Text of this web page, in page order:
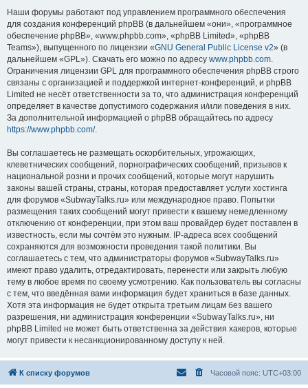
Наши форумы работают под управлением программного обеспечения
для создания конференций phpBB (в дальнейшем «они», «программное
обеспечение phpBB», «www.phpbb.com», «phpBB Limited», «phpBB
Teams»), выпущенного по лицензии «GNU General Public License v2» (в
дальнейшем «GPL»). Скачать его можно по адресу www.phpbb.com.
Ограничения лицензии GPL для программного обеспечения phpBB строго
связаны с организацией и поддержкой интернет-конференций, и phpBB
Limited не несёт ответственности за то, что администрация конференций
определяет в качестве допустимого содержания и/или поведения в них.
За дополнительной информацией о phpBB обращайтесь по адресу
https://www.phpbb.com/.
Вы соглашаетесь не размещать оскорбительных, угрожающих,
клеветнических сообщений, порнографических сообщений, призывов к
национальной розни и прочих сообщений, которые могут нарушить
законы вашей страны, страны, которая предоставляет услуги хостинга
для форумов «SubwayTalks.ru» или международное право. Попытки
размещения таких сообщений могут привести к вашему немедленному
отключению от конференции, при этом ваш провайдер будет поставлен в
известность, если мы сочтём это нужным. IP-адреса всех сообщений
сохраняются для возможности проведения такой политики. Вы
соглашаетесь с тем, что администраторы форумов «SubwayTalks.ru»
имеют право удалить, отредактировать, перенести или закрыть любую
тему в любое время по своему усмотрению. Как пользователь вы согласны
с тем, что введённая вами информация будет храниться в базе данных.
Хотя эта информация не будет открыта третьим лицам без вашего
разрешения, ни администрация конференции «SubwayTalks.ru», ни
phpBB Limited не может быть ответственна за действия хакеров, которые
могут привести к несанкционированному доступу к ней.
К списку форумов Часовой пояс: UTC+03:00